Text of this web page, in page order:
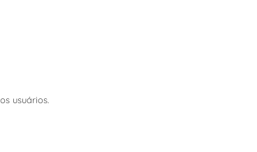
usuários.